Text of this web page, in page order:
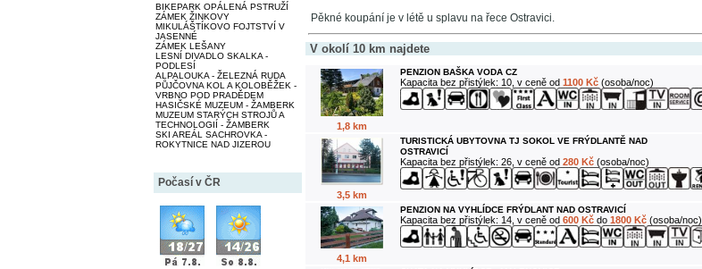
BIKEPARK OPÁLENÁ PSTRUŽÍ
ZÁMEK ŽINKOVY
MIKULÁŠTÍKOVO FOJTSTVÍ V
JASENNÉ
ZÁMEK LEŠANY
LESNÍ DIVADLO SKALKA -
PODLESÍ
ALPALOUKA - ŽELEZNÁ RUDA
PŮJČOVNA KOL A KOLOBĚŽEK -
VRBNO POD PRADĚDEM
HASIČSKÉ MUZEUM - ŽAMBERK
MUZEUM STARÝCH STROJŮ A
TECHNOLOGIÍ - ŽAMBERK
SKI AREÁL SACHROVKA -
ROKYTNICE NAD JIZEROU
Počasí v ČR
Pěkné koupání je v létě u splavu na řece Ostravici.
V okolí 10 km najdete
1,8 km
PENZION BAŠKA VODA CZ
Kapacita bez přistýlek: 10, v ceně od 1100 Kč(osoba/noc)
3,5 km
TURISTICKÁ UBYTOVNA TJ SOKOL VE FRÝDLANTĚ NAD
OSTRAVICÍ
Kapacita bez přistýlek: 26, v ceně od 280 Kč(osoba/noc)
4,1 km
PENZION NA VYHLÍDCE FRÝDLANT NAD OSTRAVICÍ
Kapacita bez přistýlek: 14, v ceně od 600 Kčdo 1800 Kč(osoba/noc)